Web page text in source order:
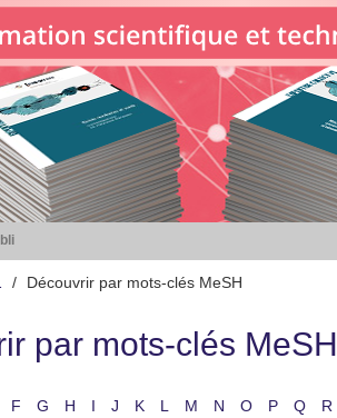
Découvrir par mots-clés MeSH
par mots-clés MeSH
F G H I J K L M N O P Q R